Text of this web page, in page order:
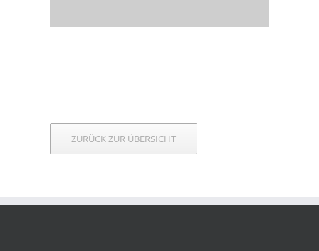
ZURÜCK ZUR ÜBERSICHT